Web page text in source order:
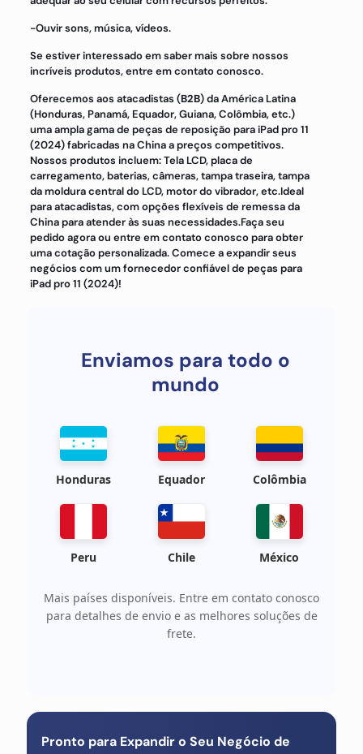
-Ouvir sons, música, vídeos.
Se estiver interessado em saber mais sobre nossos
incríveis produtos, entre em contato conosco.
Oferecemos aos atacadistas (B2B) da América Latina
(Honduras, Panamá, Equador, Guiana, Colômbia, etc.)
uma ampla gama de peças de reposição para iPad pro 11
(2024) fabricadas na China a preços competitivos.
Nossos produtos incluem: Tela LCD, placa de
carregamento, baterias, câmeras, tampa traseira, tampa
da moldura central do LCD, motor do vibrador, etc.Ideal
para atacadistas, com opções flexíveis de remessa da
China para atender às suas necessidades.Faça seu
pedido agora ou entre em contato conosco para obter
uma cotação personalizada. Comece a expandir seus
negócios com um fornecedor confiável de peças para
iPad pro 11 (2024)!
Enviamos para todo o
mundo
Honduras Equador Colômbia
Peru Chile México
Mais países disponíveis. Entre em contato conosco
para detalhes de envio e as melhores soluções de
frete.
Pronto para Expandir o Seu Negócio de